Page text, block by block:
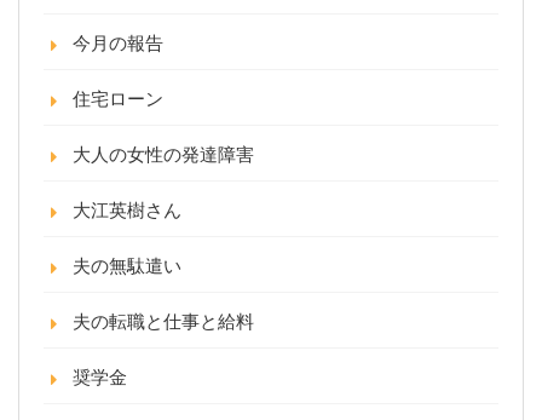
今月の報告
住宅ローン
大人の女性の発達障害
大江英樹さん
夫の無駄遣い
夫の転職と仕事と給料
奨学金